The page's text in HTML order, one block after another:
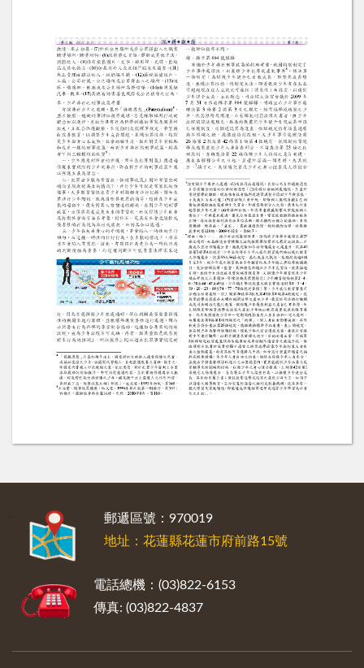
郵遞區號：970019
地址：花蓮縣花蓮市府前路15號
電話總機：(03)822-6153
傳真: (03)822-4837